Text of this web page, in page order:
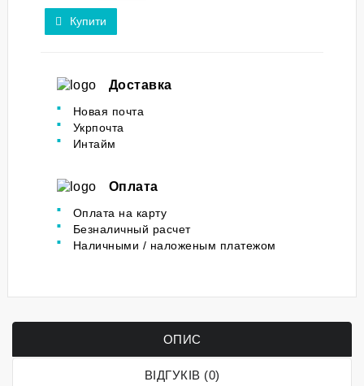
Купити
Доставка
Новая почта
Укрпочта
Интайм
Оплата
Оплата на карту
Безналичный расчет
Наличными / наложеным платежом
ОПИС
ВІДГУКІВ (0)